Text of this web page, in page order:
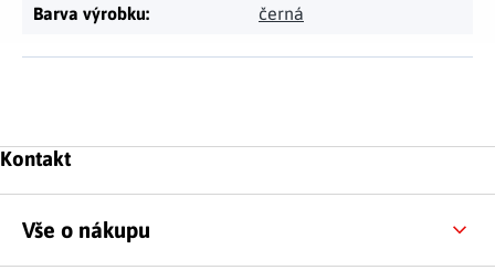
Barva výrobku: černá
Zápatí
Kontakt
Vše o nákupu